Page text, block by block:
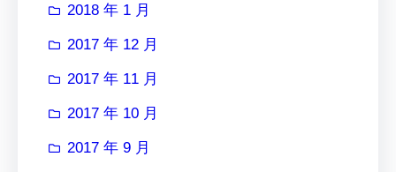
2018 年 1 月
2017 年 12 月
2017 年 11 月
2017 年 10 月
2017 年 9 月